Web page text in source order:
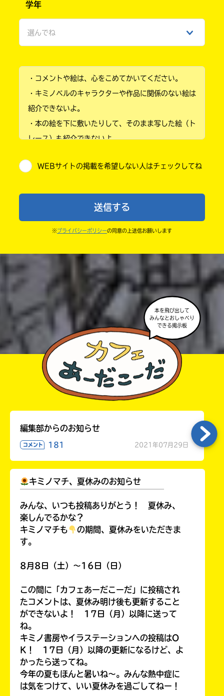
ひみつ
学年
選んでね
小学2年
小学4年
小学6年
中学1年
・コメントや絵は、心をこめてかいてください。
・キミノベルのキャラクターや作品に関係のない絵は
紹介できないよ。
・本の絵を下に敷いたりして、そのまま写した絵（ト
レース）も紹介できないよ。
・送ってからすぐには紹介されないので、待ってて
ならないよう気をつけてね。
・キャンペーン開催中は、投稿した後の画面にバナー
・ポプラ社の宣伝物で紹介させてもらうことがある
・かき終えたら、人を傷つけていたり、個人情報をか
きこんでいたり、字がまちがっていたりしないか、読
みなおしてみてね。
WEBサイトの掲載を希望しない人はチェックしてね
送信する
※ プライバシーポリシーの同意の上送信お願いします
本を飛び出して
みんなとおしゃべり
できる掲示板
編集部からのお知らせ
コメント 181 2021年07月29日
キミノマチ、夏休みのお知らせ
みんな、いつも投稿ありがとう！ 夏休み、
楽しんでるかな？
キミノマチも
の期間、夏休みをいただきま
す。
8月8日（土）～16日（日）
この間に「カフェあーだこーだ」に投稿され
たコメントは、夏休み明け後も更新すること
ができないよ！ 17日（月）以降に送って
ね。
キミノ書房やイラステーションへの投稿はO
K！ 17日（月）以降の更新になるけど、よ
かったら送ってね。
今年の夏もほんと暑いね～。みんな熱中症に
は気をつけて、いい夏休みを過ごしてねー！